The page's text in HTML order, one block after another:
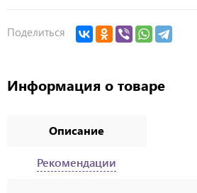
Поделиться
Информация о товаре
Описание
Рекомендации